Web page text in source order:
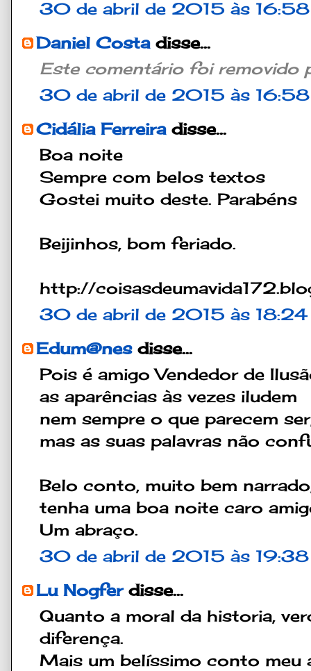
30 de abril de 2015 às 16:58
Daniel Costadisse...
Este comentário foi removido
30 de abril de 2015 às 16:58
Cidália Ferreiradisse...
Boa noite
Sempre com belos textos
Gostei muito deste. Parabéns
Beijinhos, bom feriado.
http://
30 de abril de 2015 às 18:24
Edum@nesdisse...
Pois é amigo Vendedor de
as aparências às vezes iludem
nem sempre o que parecem
mas as suas palavras não
Belo conto, muito bem
tenha uma boa noite caro
Um abraço.
30 de abril de 2015 às 19:38
Lu Nogferdisse...
Quanto a moral da historia,
diferença.
Mais um belíssimo conto meu